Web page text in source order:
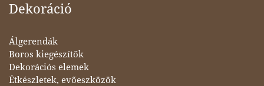
Dekoráció
Álgerendák
Boros kiegészítők
Dekorációs elemek
Étkészletek, evőeszközök